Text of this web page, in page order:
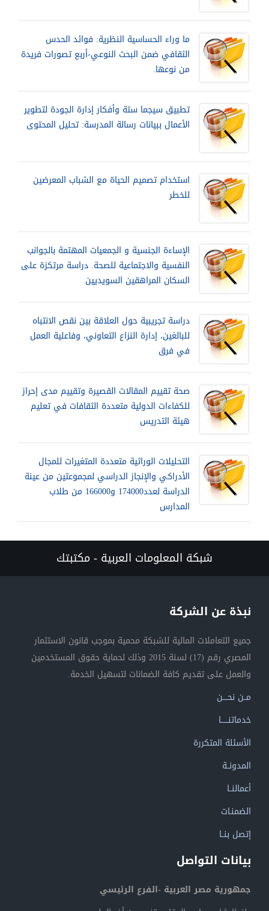
ما وراء الحساسية النظرية: فوائد الحدس
الثقافي ضمن البحث النوعي-أربع تصورات فريدة
من نوعها.
تطبيق سيجما ستة وأفكار إدارة الجودة لتطوير
الأعمال ببيانات رسالة المدرسة: تحليل المحتوى
استخدام تصميم الحياة مع الشباب المعرضين
للخطر
الإساءة الجنسية و الجمعيات المهتمة بالجوانب
النفسية والاجتماعية للصحة. دراسة مرتكزة على
السكان المراهقين السويديين
دراسة تجريبية حول العلاقة بين نقص الانتباه
للبالغين، إدارة النزاع التعاوني، وفاعلية العمل
في فرق
صحة تقييم المقالات القصيرة وتقييم مدى إحراز
للكفاءات الدولية متعددة الثقافات في تعليم
هيئة التدريس
التحليلات الوراثية متعددة المتغيرات للمجال
الأدراكي والإنجاز الدراسي لمجموعتين من عينة
الدراسة لعدد174000 و166000 من طلاب
المدارس
شبكة المعلومات العربية - مكتبتك
نبذة عن الشركة
جميع التعاملات المالية للشبكة محمية بموجب قانون الاستثمار
المصري رقم (17) لسنة 2015 وذلك لحماية حقوق المستخدمين
والعمل على تقديم كافة الضمانات لتسهيل الخدمة.
مــن نحــــن
خدماتنــــــا
الأسئلة المتكررة
المدونــة
أعمالنــا
الضمنـات
إتصل بنــا
بيانات التواصل
جمهورية مصر العربية -الفرع الرئيسي